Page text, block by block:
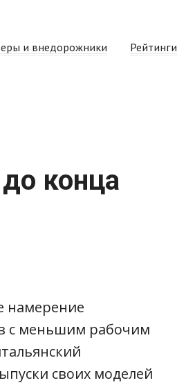
и внедорожники Рейтинги
конца
намерение
с меньшим рабочим
своих моделей